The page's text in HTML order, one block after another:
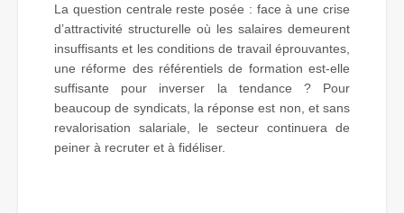
La question centrale reste posée : face à une crise
d’attractivité structurelle où les salaires demeurent
insuffisants et les conditions de travail éprouvantes,
une réforme des référentiels de formation est-elle
suffisante pour inverser la tendance ? Pour
beaucoup de syndicats, la réponse est non, et sans
revalorisation salariale, le secteur continuera de
peiner à recruter et à fidéliser.